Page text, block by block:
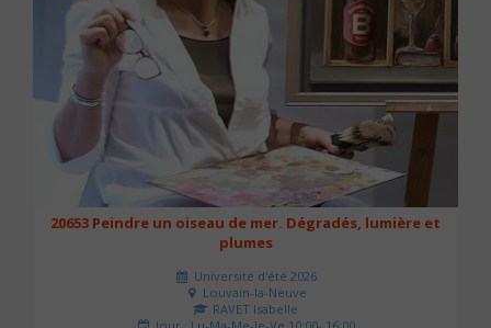
20653 Peindre un oiseau de mer. Dégradés, lumière et
plumes
Université d'été 2026
Louvain-la-Neuve
RAVET Isabelle